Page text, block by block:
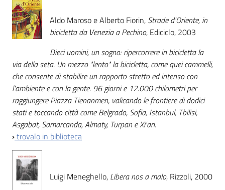
Aldo Maroso e Alberto Fiorin, Strade d'Oriente, in
bicicletta da Venezia a Pechino, Ediciclo, 2003
Dieci uomini, un sogno: ripercorrere in bicicletta la
via della seta. Un mezzo "lento" la bicicletta, come quei cammelli,
che consente di stabilire un rapporto stretto ed intenso con
l'ambiente e con la gente. 96 giorni e 12.000 chilometri per
raggiungere Piazza Tienanmen, valicando le frontiere di dodici
stati e toccando città come Belgrado, Sofia, Istanbul, Tbilisi,
Asgabat, Samarcanda, Almaty, Turpan e Xi'an.
›trovalo in biblioteca
Luigi Meneghello, Libera nos a malo, Rizzoli, 2000